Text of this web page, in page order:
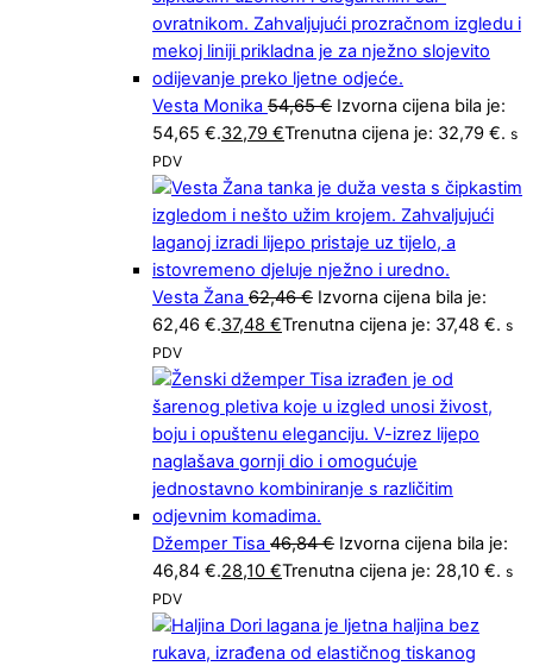
Vesta Monika 54,65€ Izvorna cijena bila je:
54,65 €.32,79 €Trenutna cijena je: 32,79 €. s
PDV
Vesta Žana 62,46€ Izvorna cijena bila je:
62,46 €.37,48 €Trenutna cijena je: 37,48 €. s
PDV
Džemper Tisa 46,84€ Izvorna cijena bila je:
46,84 €.28,10 €Trenutna cijena je: 28,10 €. s
PDV